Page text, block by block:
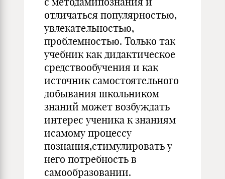
отличаться популярностью,
увлекательностью,
проблемностью. Только так
учебник как дидактическое
средствообучения и как
источник самостоятельного
добывания школьником
знаний может возбуждать
интерес ученика к знаниям
исамому процессу
познания,стимулировать у
него потребность в
самообразовании.